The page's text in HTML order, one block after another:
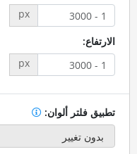
px
الارتفاع:
px
تطبيق فلتر ألوان: